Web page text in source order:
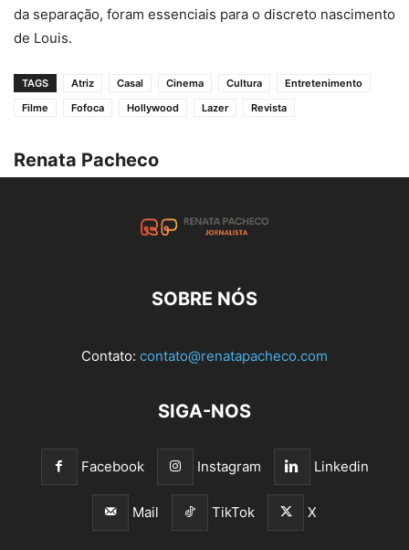
da separação, foram essenciais para o discreto nascimento
de Louis.
TAGS Atriz Casal Cinema Cultura
Entretenimento
Filme
Fofoca Hollywood Lazer Revista
Renata Pacheco
SOBRE NÓS
Contato: contato@renatapacheco.com
SIGA-NOS
Facebook Instagram Linkedin
Mail TikTok X